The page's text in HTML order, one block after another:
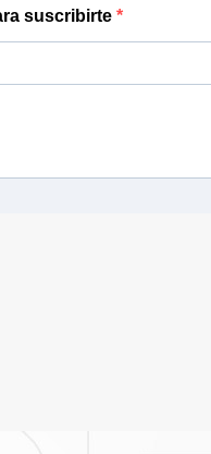
suscribirte